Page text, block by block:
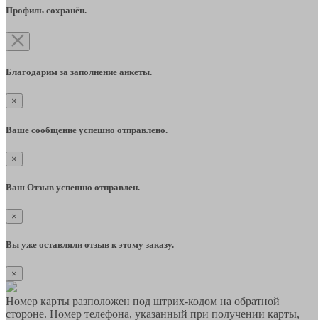
Профиль сохранён.
Благодарим за заполнение анкеты.
×
Ваше сообщение успешно отправлено.
×
Ваш Отзыв успешно отправлен.
×
Вы уже оставляли отзыв к этому заказу.
×
Номер карты разположен под штрих-кодом на обратной
стороне. Номер телефона, указанный при получении карты,